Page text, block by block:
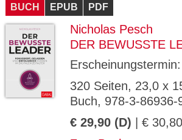
BUCH EPUB PDF
Nicholas Pesch
DER BEWUSSTE
Erscheinungstermin:
320 Seiten, 23,0 x
Buch, 978-3-86936-
€ 29,90 (D) | €